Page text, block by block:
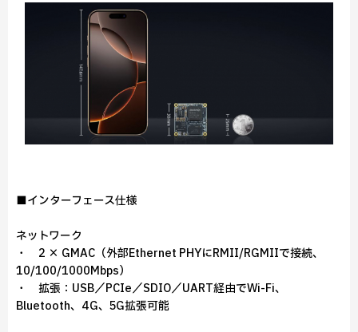
■インターフェース仕様
ネットワーク
・ 2 × GMAC（外部Ethernet PHYにRMII/RGMIIで接続、
10/100/1000Mbps）
・ 拡張：USB／PCIe／SDIO／UART経由でWi-Fi、
Bluetooth、4G、5G拡張可能